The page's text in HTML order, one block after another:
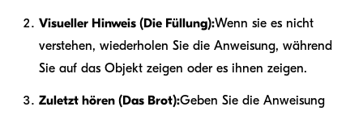
Visueller Hinweis (Die Füllung):Wenn sie es nicht
verstehen, wiederholen Sie die Anweisung, während
Sie auf das Objekt zeigen oder es ihnen zeigen.
Zuletzt hören (Das Brot):Geben Sie die Anweisung